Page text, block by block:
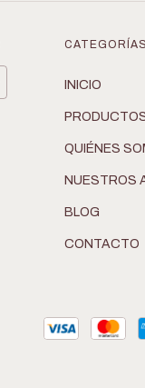
INICIO
QUIÉNES
NUESTROS
BLOG
CONTACTO